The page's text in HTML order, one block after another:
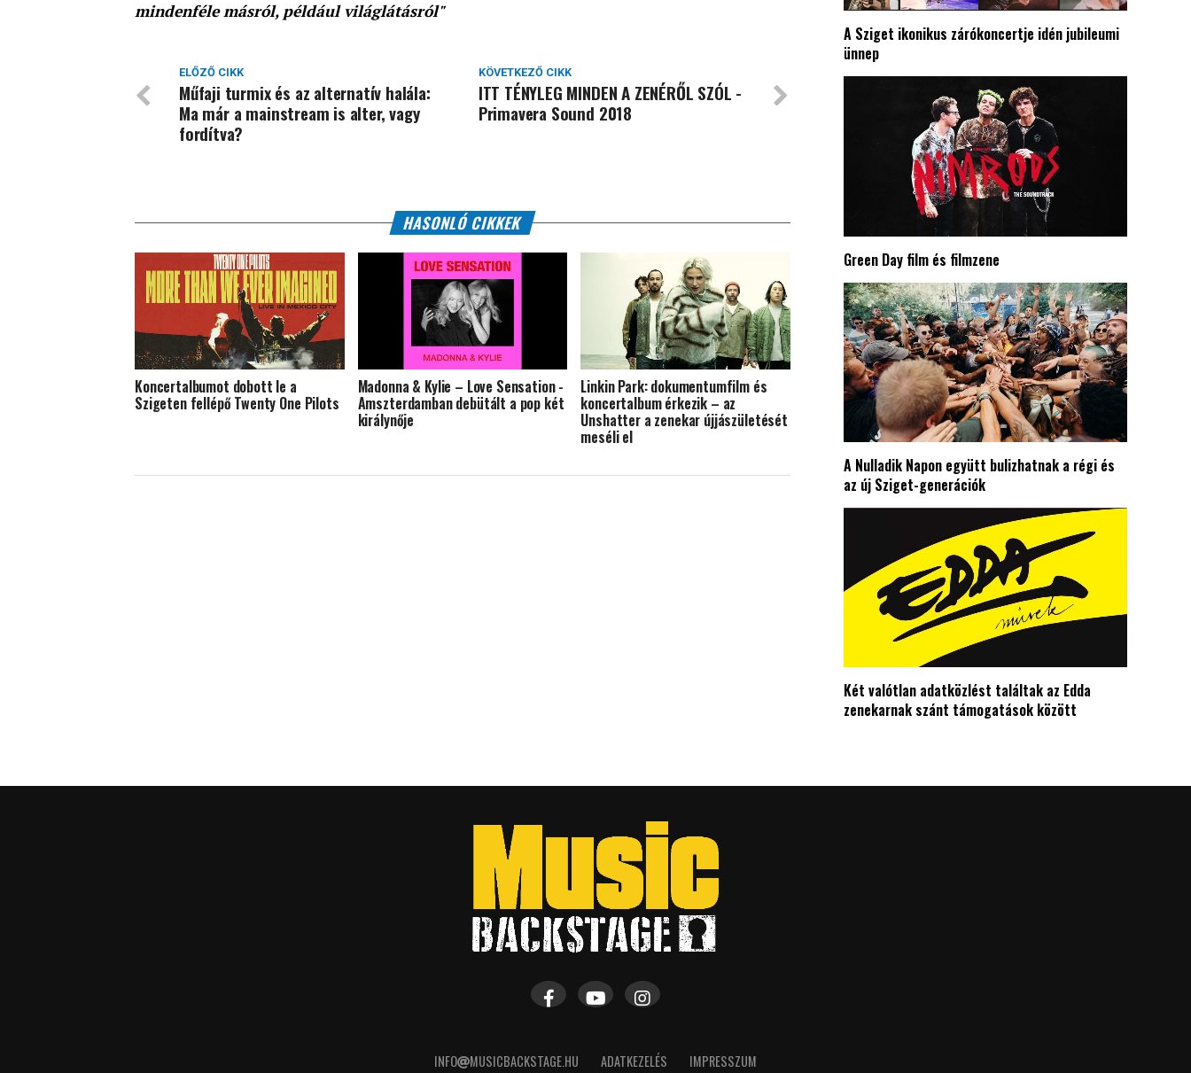
mindenféle másról, például világlátásról"
KÖVETKEZŐ CIKK
ITT TÉNYLEG MINDEN A ZENÉRŐL SZÓL -
Primavera Sound 2018
ELŐZŐ CIKK
Műfaji turmix és az alternatív halála:
Ma már a mainstream is alter, vagy
fordítva?
HASONLÓ CIKKEK
Koncertalbumot dobott le a
Szigeten fellépő Twenty One Pilots
Madonna & Kylie – Love Sensation -
Amszterdamban debütált a pop két
királynője
Linkin Park: dokumentumfilm és
koncertalbum érkezik – az
Unshatter a zenekar újjászületését
meséli el
A Sziget ikonikus zárókoncertje idén jubileumi
ünnep
Green Day film és filmzene
A Nulladik Napon együtt bulizhatnak a régi és
az új Sziget-generációk
Két valótlan adatközlést találtak az Edda
zenekarnak szánt támogatások között
INFO MUSICBACKSTAGE.HU ADATKEZELÉS IMPRESSZUM